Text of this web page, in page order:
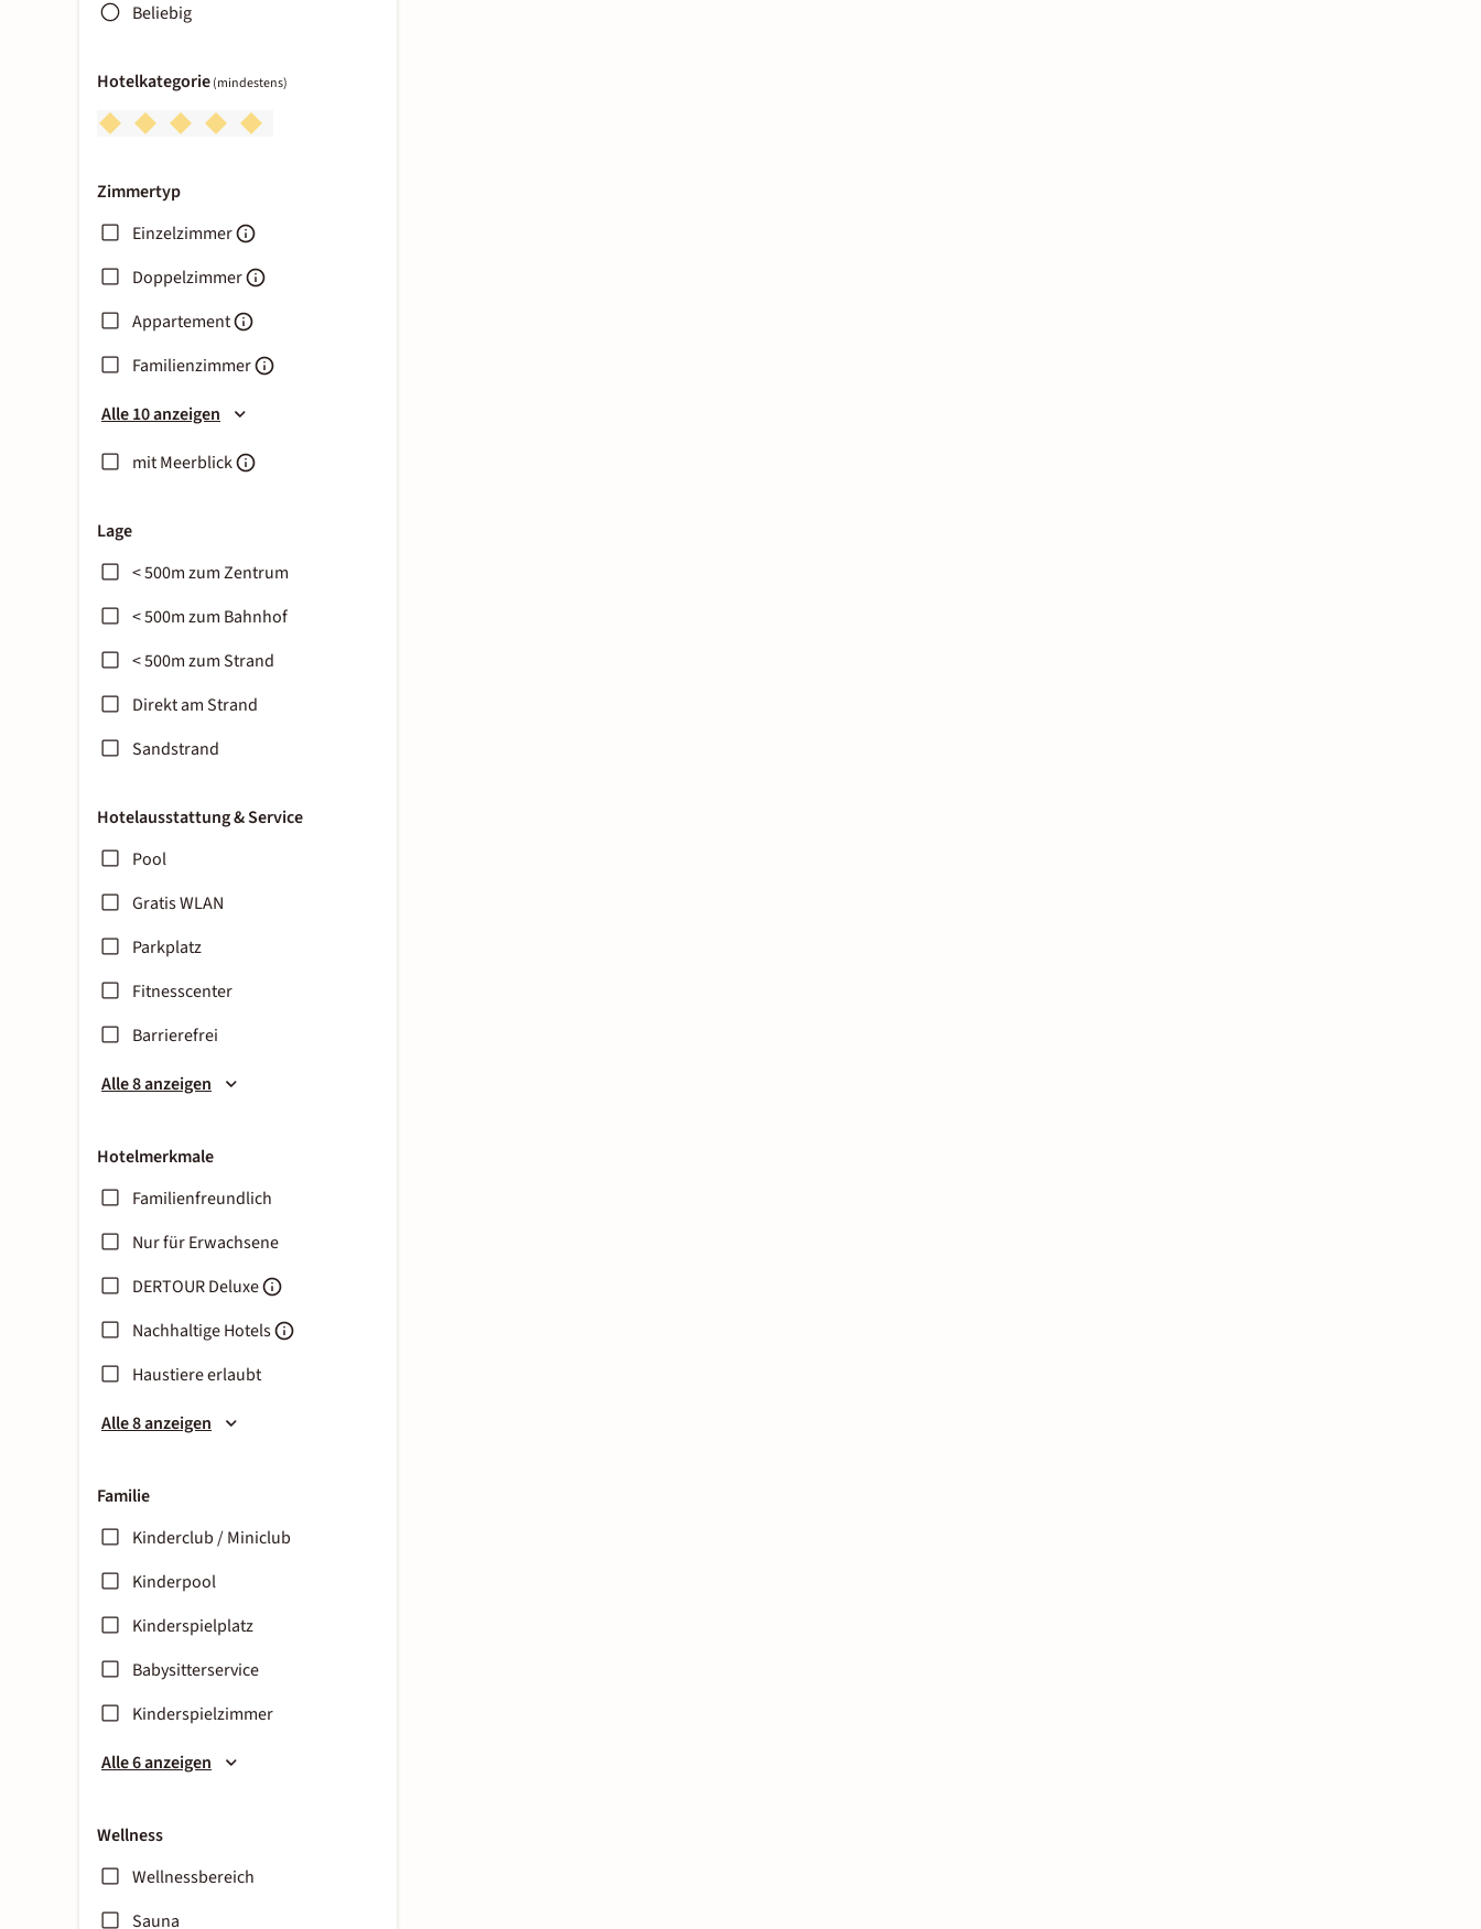
Beliebig
Hotelkategorie(mindestens)
Zimmertyp
Einzelzimmer
Doppelzimmer
Appartement
Familienzimmer
Alle 10 anzeigen
mit Meerblick
Lage
< 500m zum Zentrum
< 500m zum Bahnhof
< 500m zum Strand
Direkt am Strand
Sandstrand
Hotelausstattung & Service
Pool
Gratis WLAN
Parkplatz
Fitnesscenter
Barrierefrei
Alle 8 anzeigen
Hotelmerkmale
Familienfreundlich
Nur für Erwachsene
DERTOUR Deluxe
Nachhaltige Hotels
Haustiere erlaubt
Alle 8 anzeigen
Familie
Kinderclub / Miniclub
Kinderpool
Kinderspielplatz
Babysitterservice
Kinderspielzimmer
Alle 6 anzeigen
Wellness
Wellnessbereich
Sauna